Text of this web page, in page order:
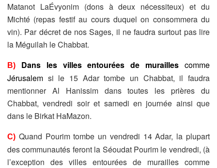
Matanot LaÉvyonim (dons à deux nécessiteux) et du
Michté (repas festif au cours duquel on consommera du
vin). Par décret de nos Sages, il ne faudra surtout pas lire
la Méguilah le Chabbat.
B) Dans les villes entourées de murailles comme
Jérusalem si le 15 Adar tombe un Chabbat, il faudra
mentionner Al Hanissim dans toutes les prières du
Chabbat, vendredi soir et samedi en journée ainsi que
dans le Birkat HaMazon.
C) Quand Pourim tombe un vendredi 14 Adar, la plupart
des communautés feront la Séoudat Pourim le vendredi, (à
l’exception des villes entourées de murailles comme